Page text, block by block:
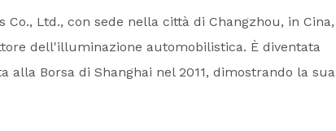
Ltd., con sede nella città di Changzhou, in Cina,
dell'illuminazione automobilistica. È diventata
Borsa di Shanghai nel 2011, dimostrando la sua